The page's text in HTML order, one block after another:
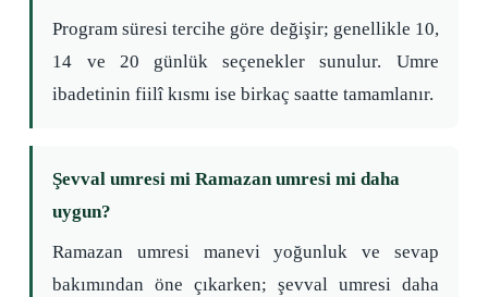
Program süresi tercihe göre değişir; genellikle 10,
14 ve 20 günlük seçenekler sunulur. Umre
ibadetinin fiilî kısmı ise birkaç saatte tamamlanır.
Şevval umresi mi Ramazan umresi mi daha
uygun?
Ramazan umresi manevi yoğunluk ve sevap
bakımından öne çıkarken; şevval umresi daha